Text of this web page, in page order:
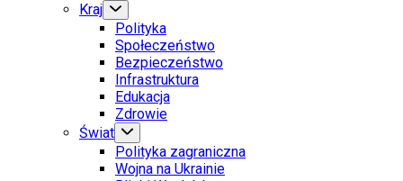
Kraj
Polityka
Społeczeństwo
Bezpieczeństwo
Infrastruktura
Edukacja
Zdrowie
Świat
Polityka zagraniczna
Wojna na Ukrainie